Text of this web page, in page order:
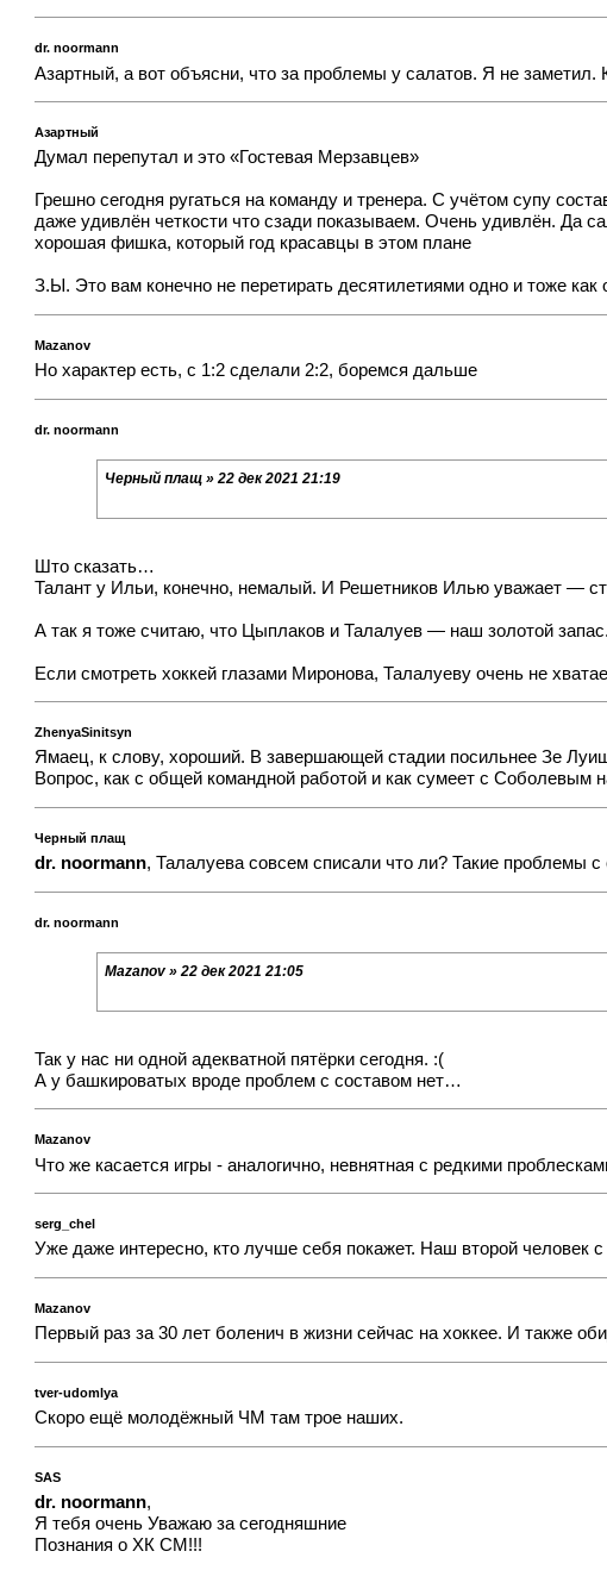
dr. noormann
Азартный, а вот объясни, что за проблемы у салатов. Я не
Азартный
Думал перепутал и это «Гостевая Мерзавцев»
Грешно сегодня ругаться на команду и тренера. С учётом супу
даже удивлён четкости что сзади показываем. Очень удивлён. Да
хорошая фишка, который год красавцы в этом плане
З.Ы. Это вам конечно не перетирать десятилетиями одно и тоже
Mazanov
Но характер есть, с 1:2 сделали 2:2, боремся дальше
dr. noormann
Черный плащ » 22 дек 2021 21:19
Што сказать…
Талант у Ильи, конечно, немалый. И Решетников Илью уважает —
А так я тоже считаю, что Цыплаков и Талалуев — наш золотой
Если смотреть хоккей глазами Миронова, Талалуеву очень не
ZhenyaSinitsyn
Ямаец, к слову, хороший. В завершающей стадии посильнее Зе
Вопрос, как с общей командной работой и как сумеет с Соболевым
Черный плащ
dr. noormann, Талалуева совсем списали что ли? Такие проблемы с
dr. noormann
Mazanov » 22 дек 2021 21:05
Так у нас ни одной адекватной пятёрки сегодня. :(
А у башкироватых вроде проблем с составом нет…
Mazanov
Что же касается игры - аналогично, невнятная с редкими
serg_chel
Уже даже интересно, кто лучше себя покажет. Наш второй человек
Mazanov
Первый раз за 30 лет боленич в жизни сейчас на хоккее. И также
tver-udomlya
Скоро ещё молодёжный ЧМ там трое наших.
SAS
dr. noormann,
Я тебя очень Уважаю за сегодняшние
Познания о ХК СМ!!!